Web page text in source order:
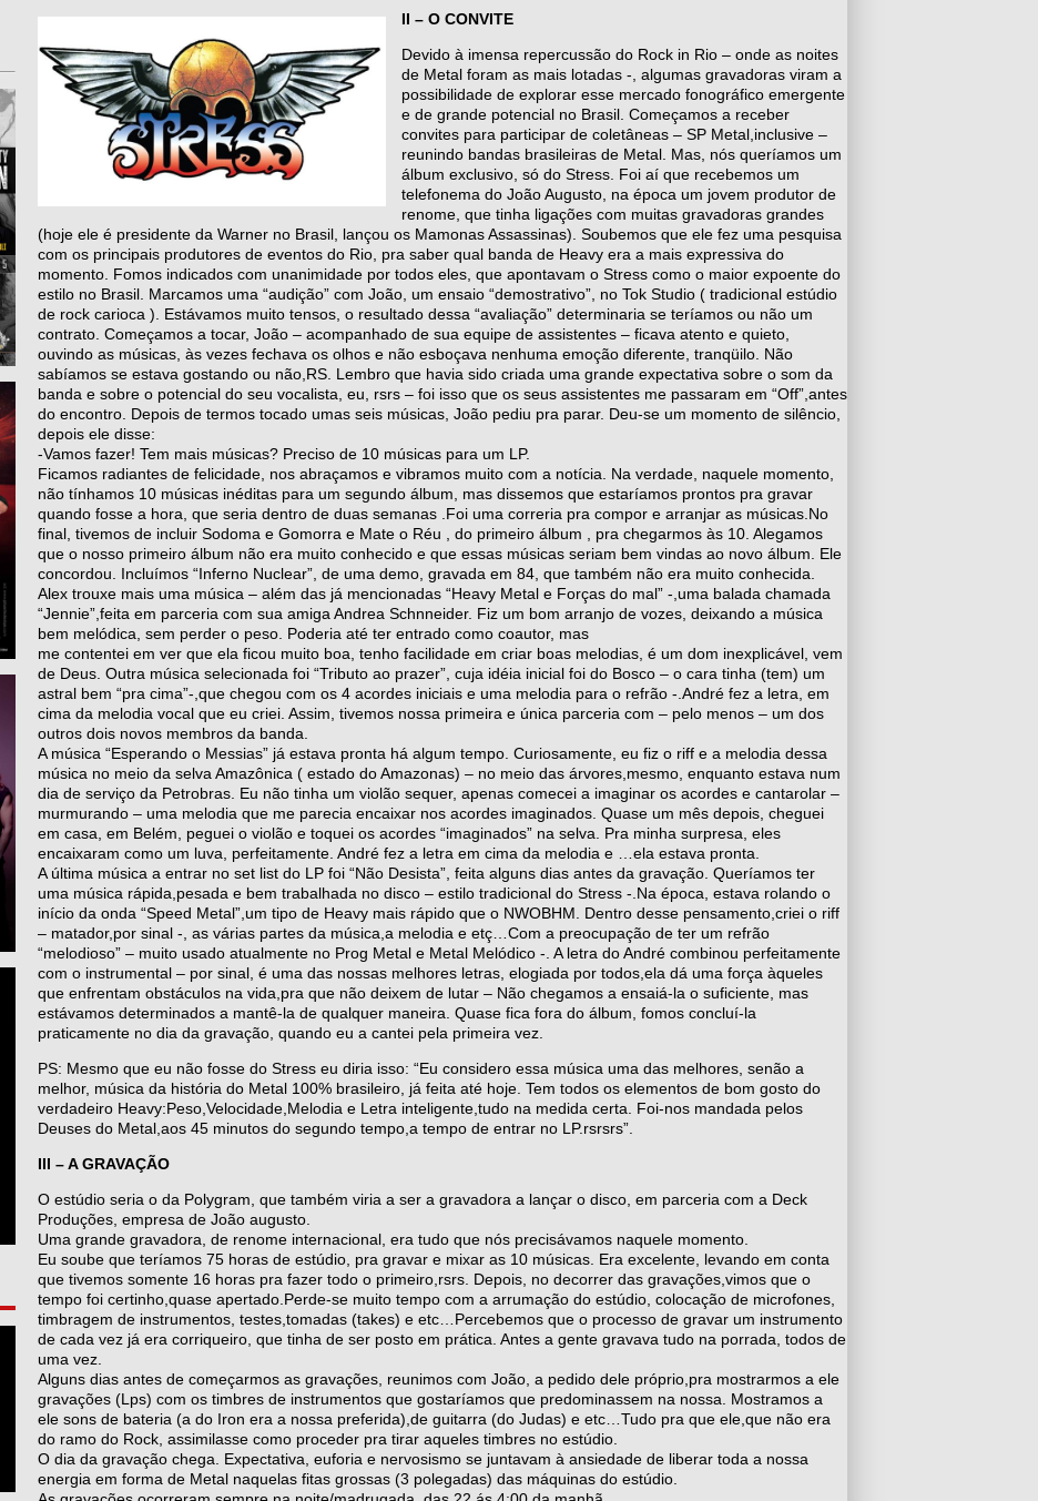
II – O CONVITE
Devido à imensa repercussão do Rock in Rio – onde as noites
de Metal foram as mais lotadas -, algumas gravadoras viram a
possibilidade de explorar esse mercado fonográfico emergente
e de grande potencial no Brasil. Começamos a receber
convites para participar de coletâneas – SP Metal,inclusive –
reunindo bandas brasileiras de Metal. Mas, nós queríamos um
álbum exclusivo, só do Stress. Foi aí que recebemos um
telefonema do João Augusto, na época um jovem produtor de
renome, que tinha ligações com muitas gravadoras grandes
(hoje ele é presidente da Warner no Brasil, lançou os Mamonas Assassinas). Soubemos que ele fez uma pesquisa
com os principais produtores de eventos do Rio, pra saber qual banda de Heavy era a mais expressiva do
momento. Fomos indicados com unanimidade por todos eles, que apontavam o Stress como o maior expoente do
estilo no Brasil. Marcamos uma “audição” com João, um ensaio “demostrativo”, no Tok Studio ( tradicional estúdio
de rock carioca ). Estávamos muito tensos, o resultado dessa “avaliação” determinaria se teríamos ou não um
contrato. Começamos a tocar, João – acompanhado de sua equipe de assistentes – ficava atento e quieto,
ouvindo as músicas, às vezes fechava os olhos e não esboçava nenhuma emoção diferente, tranqüilo. Não
sabíamos se estava gostando ou não,RS. Lembro que havia sido criada uma grande expectativa sobre o som da
banda e sobre o potencial do seu vocalista, eu, rsrs – foi isso que os seus assistentes me passaram em “Off”,antes
do encontro. Depois de termos tocado umas seis músicas, João pediu pra parar. Deu-se um momento de silêncio,
depois ele disse:
-Vamos fazer! Tem mais músicas? Preciso de 10 músicas para um LP.
Ficamos radiantes de felicidade, nos abraçamos e vibramos muito com a notícia. Na verdade, naquele momento,
não tínhamos 10 músicas inéditas para um segundo álbum, mas dissemos que estaríamos prontos pra gravar
quando fosse a hora, que seria dentro de duas semanas .Foi uma correria pra compor e arranjar as músicas.No
final, tivemos de incluir Sodoma e Gomorra e Mate o Réu , do primeiro álbum , pra chegarmos às 10. Alegamos
que o nosso primeiro álbum não era muito conhecido e que essas músicas seriam bem vindas ao novo álbum. Ele
concordou. Incluímos “Inferno Nuclear”, de uma demo, gravada em 84, que também não era muito conhecida.
Alex trouxe mais uma música – além das já mencionadas “Heavy Metal e Forças do mal” -,uma balada chamada
“Jennie”,feita em parceria com sua amiga Andrea Schnneider. Fiz um bom arranjo de vozes, deixando a música
bem melódica, sem perder o peso. Poderia até ter entrado como coautor, mas
me contentei em ver que ela ficou muito boa, tenho facilidade em criar boas melodias, é um dom inexplicável, vem
de Deus. Outra música selecionada foi “Tributo ao prazer”, cuja idéia inicial foi do Bosco – o cara tinha (tem) um
astral bem “pra cima”-,que chegou com os 4 acordes iniciais e uma melodia para o refrão -.André fez a letra, em
cima da melodia vocal que eu criei. Assim, tivemos nossa primeira e única parceria com – pelo menos – um dos
outros dois novos membros da banda.
A música “Esperando o Messias” já estava pronta há algum tempo. Curiosamente, eu fiz o riff e a melodia dessa
música no meio da selva Amazônica ( estado do Amazonas) – no meio das árvores,mesmo, enquanto estava num
dia de serviço da Petrobras. Eu não tinha um violão sequer, apenas comecei a imaginar os acordes e cantarolar –
murmurando – uma melodia que me parecia encaixar nos acordes imaginados. Quase um mês depois, cheguei
em casa, em Belém, peguei o violão e toquei os acordes “imaginados” na selva. Pra minha surpresa, eles
encaixaram como um luva, perfeitamente. André fez a letra em cima da melodia e …ela estava pronta.
A última música a entrar no set list do LP foi “Não Desista”, feita alguns dias antes da gravação. Queríamos ter
uma música rápida,pesada e bem trabalhada no disco – estilo tradicional do Stress -.Na época, estava rolando o
início da onda “Speed Metal”,um tipo de Heavy mais rápido que o NWOBHM. Dentro desse pensamento,criei o riff
– matador,por sinal -, as várias partes da música,a melodia e etç…Com a preocupação de ter um refrão
“melodioso” – muito usado atualmente no Prog Metal e Metal Melódico -. A letra do André combinou perfeitamente
com o instrumental – por sinal, é uma das nossas melhores letras, elogiada por todos,ela dá uma força àqueles
que enfrentam obstáculos na vida,pra que não deixem de lutar – Não chegamos a ensaiá-la o suficiente, mas
estávamos determinados a mantê-la de qualquer maneira. Quase fica fora do álbum, fomos concluí-la
praticamente no dia da gravação, quando eu a cantei pela primeira vez.
PS: Mesmo que eu não fosse do Stress eu diria isso: “Eu considero essa música uma das melhores, senão a
melhor, música da história do Metal 100% brasileiro, já feita até hoje. Tem todos os elementos de bom gosto do
verdadeiro Heavy:Peso,Velocidade,Melodia e Letra inteligente,tudo na medida certa. Foi-nos mandada pelos
Deuses do Metal,aos 45 minutos do segundo tempo,a tempo de entrar no LP.rsrsrs”.
III – A GRAVAÇÃO
O estúdio seria o da Polygram, que também viria a ser a gravadora a lançar o disco, em parceria com a Deck
Produções, empresa de João augusto.
Uma grande gravadora, de renome internacional, era tudo que nós precisávamos naquele momento.
Eu soube que teríamos 75 horas de estúdio, pra gravar e mixar as 10 músicas. Era excelente, levando em conta
que tivemos somente 16 horas pra fazer todo o primeiro,rsrs. Depois, no decorrer das gravações,vimos que o
tempo foi certinho,quase apertado.Perde-se muito tempo com a arrumação do estúdio, colocação de microfones,
timbragem de instrumentos, testes,tomadas (takes) e etc…Percebemos que o processo de gravar um instrumento
de cada vez já era corriqueiro, que tinha de ser posto em prática. Antes a gente gravava tudo na porrada, todos de
uma vez.
Alguns dias antes de começarmos as gravações, reunimos com João, a pedido dele próprio,pra mostrarmos a ele
gravações (Lps) com os timbres de instrumentos que gostaríamos que predominassem na nossa. Mostramos a
ele sons de bateria (a do Iron era a nossa preferida),de guitarra (do Judas) e etc…Tudo pra que ele,que não era
do ramo do Rock, assimilasse como proceder pra tirar aqueles timbres no estúdio.
O dia da gravação chega. Expectativa, euforia e nervosismo se juntavam à ansiedade de liberar toda a nossa
energia em forma de Metal naquelas fitas grossas (3 polegadas) das máquinas do estúdio.